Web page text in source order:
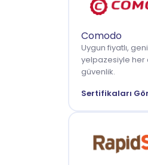
Comodo
Uygun fiyatlı,
yelpazesiyle her
güvenlik.
Sertifikaları Gör